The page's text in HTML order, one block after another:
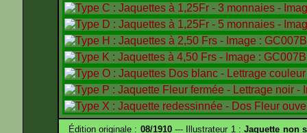
Édition originale : 08/1910--- Illustrateur 1 :Jaquette non